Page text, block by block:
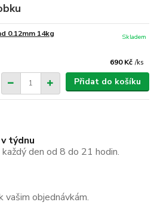
0.12mm 14kg
690 Kč /ks
Skladem
Přidat do košíku
týdnu
den od 8 do 21 hodin.
vašim objednávkám.